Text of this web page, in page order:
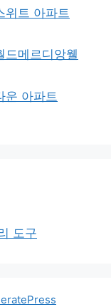
위트 아파트
드메르디앙웰
운 아파트
도구